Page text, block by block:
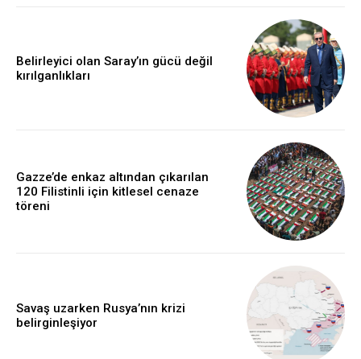
Belirleyici olan Saray’ın gücü değil
kırılganlıkları
Gazze’de enkaz altından çıkarılan
120 Filistinli için kitlesel cenaze
töreni
Savaş uzarken Rusya’nın krizi
belirginleşiyor